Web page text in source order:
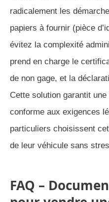
radicalement les
papiers à fournir (pièce
évitez la complexité
prend en charge le
de non gage, et la
Cette solution garantit
conforme aux exigences
particuliers choisissent
de leur véhicule sans
FAQ –